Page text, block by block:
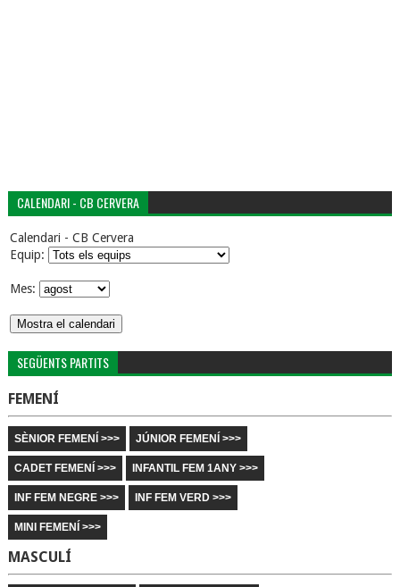
CALENDARI - CB CERVERA
Calendari - CB Cervera
Equip:
Mes:
SEGÜENTS PARTITS
FEMENÍ
SÈNIOR FEMENÍ >>> JÚNIOR FEMENÍ >>>
CADET FEMENÍ >>> INFANTIL FEM 1ANY >>>
INF FEM NEGRE >>> INF FEM VERD >>>
MINI FEMENÍ >>>
MASCULÍ